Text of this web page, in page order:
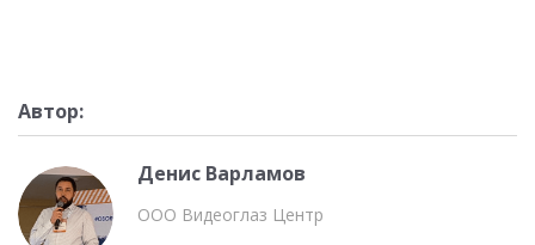
Автор:
Денис Варламов
ООО Видеоглаз Центр